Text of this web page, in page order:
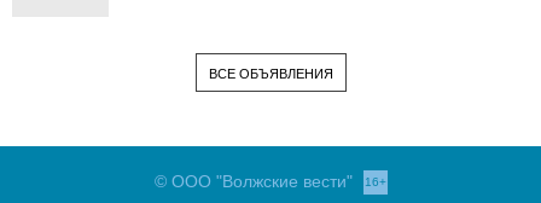
ВСЕ ОБЪЯВЛЕНИЯ
© ООО "Волжские вести" 16+